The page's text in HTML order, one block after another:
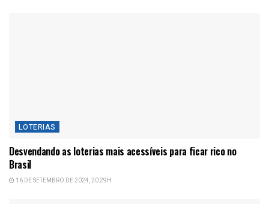
LOTERIAS
Desvendando as loterias mais acessíveis para ficar rico no
Brasil
16 DE SETEMBRO DE 2024, 20:29H